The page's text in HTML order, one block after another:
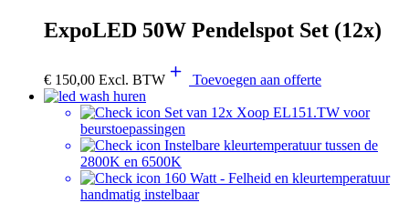
ExpoLED 50W Pendelspot Set (12x)
€ 150,00 Excl. BTW Toevoegen aan offerte
Set van 12x Xoop EL151.TW voor
beurstoepassingen
Instelbare kleurtemperatuur tussen de
2800K en 6500K
160 Watt - Felheid en kleurtemperatuur
handmatig instelbaar